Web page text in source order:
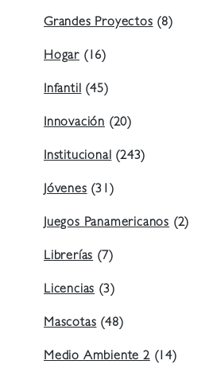
Grandes Proyectos (8)
Hogar (16)
Infantil (45)
Innovación (20)
Institucional (243)
Jóvenes (31)
Juegos Panamericanos (2)
Librerías (7)
Licencias (3)
Mascotas (48)
Medio Ambiente 2(14)